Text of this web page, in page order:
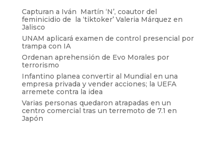
Capturan a Iván Martín ‘N’, coautor del
feminicidio de la ‘tiktoker’ Valeria Márquez en
Jalisco
UNAM aplicará examen de control presencial por
trampa con IA
Ordenan aprehensión de Evo Morales por
terrorismo
Infantino planea convertir al Mundial en una
empresa privada y vender acciones; la UEFA
arremete contra la idea
Varias personas quedaron atrapadas en un
centro comercial tras un terremoto de 7.1 en
Japón